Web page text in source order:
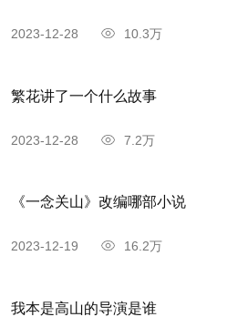
2023-12-28 10.3万
繁花讲了一个什么故事
2023-12-28 7.2万
《一念关山》改编哪部小说
2023-12-19 16.2万
我本是高山的导演是谁